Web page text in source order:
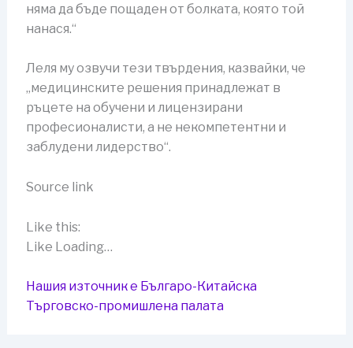
няма да бъде пощаден от болката, която той
нанася.“
Леля му озвучи тези твърдения, казвайки, че
„медицинските решения принадлежат в
ръцете на обучени и лицензирани
професионалисти, а не некомпетентни и
заблудени лидерство“.
Source link
Like this:
Like Loading…
Нашия източник е Българо-Китайска
Търговско-промишлена палaта